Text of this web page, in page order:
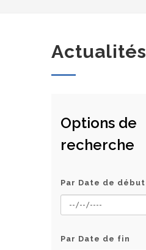
Actualités
Options de
recherche
Par Date de début
Par Date de fin